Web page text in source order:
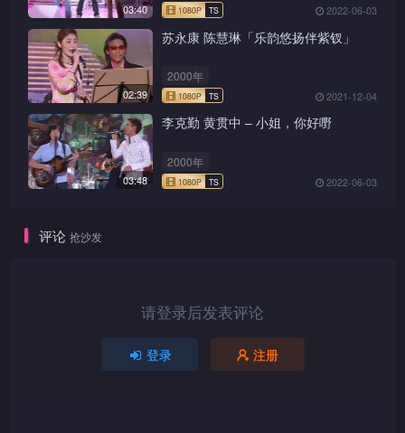
1080P
1080P TS
03:40 2022-06-03
02:39
苏永康 陈慧琳「乐韵悠扬伴紫钗」
2000年
2021-12-04
03:48
李克勤 黄贯中 – 小姐，你好嘢
2000年
2022-06-03
评论 抢沙发
请登录后发表评论
登录 注册